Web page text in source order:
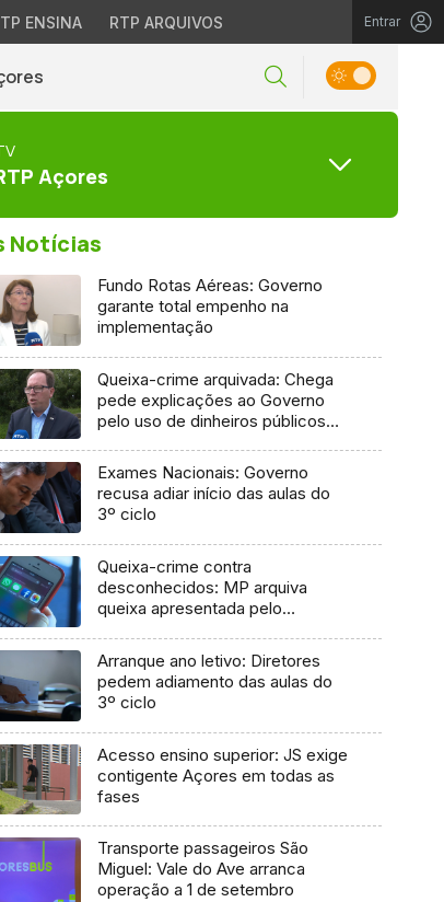
ENSINA RTP ARQUIVOS Entrar
Açores
Notícias
Fundo Rotas Aéreas: Governo
garante total empenho na
implementação
Queixa-crime arquivada: Chega
pede explicações ao Governo
pelo uso de dinheiros públicos
Exames Nacionais: Governo
recusa adiar início das aulas do
3º ciclo
Queixa-crime contra
desconhecidos: MP arquiva
queixa apresentada pelo
Arranque ano letivo: Diretores
pedem adiamento das aulas do
3º ciclo
Acesso ensino superior: JS exige
contigente Açores em todas as
fases
Transporte passageiros São
Miguel: Vale do Ave arranca
operação a 1 de setembro